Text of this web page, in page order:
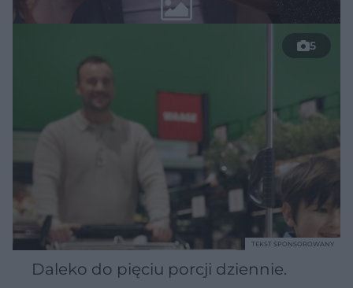
5
Daleko do pięciu porcji dziennie.
TEKST SPONSOROWANY